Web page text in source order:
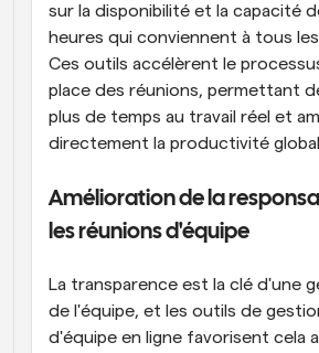
sur la disponibilité et la capacité
heures qui conviennent à tous
Ces outils accélèrent le
place des réunions, permettant
plus de temps au travail réel et
directement la productivité
Amélioration de la
les réunions d'équipe
La transparence est la clé d'une
de l'équipe, et les outils de
d'équipe en ligne favorisent cela